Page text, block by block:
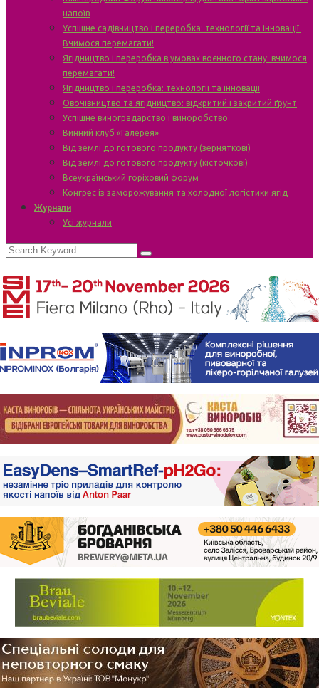
напоїв
Успішне садівництво і переробка: технології та інновації.
Вчимося перемагати!
Ягідництво і переробка в умовах воєнного стану: вчимося
перемагати!
Ягідництво і переробка: технології та інновації
Овочівництво та ягідництво: відкритий і закритий ґрунт
Успішне виноградарство і виноробство
Винний клуб «Галерея»
Від землі до готового продукту (зерняткові)
Від землі до готового продукту (кісточкові)
Всеукраїнський горіховий форум
Конгрес із заморожування та холодної логістики ягід
Журнали
Усі журнали